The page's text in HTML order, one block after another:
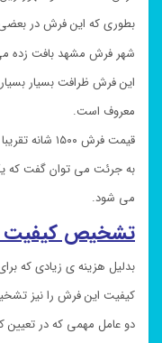
بطوری که این فرش در
شهر فرش مشهد بافت زده
این فرش ظرافت بسیار
معروف است.
قیمت فرش ۱۵۰۰ شانه تقریبا قیمت فرش دستباف برابری می کند.
به جرئت می توان گفت که
می شود.
تشخیص کیفیت فرش
کیفیت این فرش را نیز
دو عامل مهمی که در تعیین کیفیت فرش ۱۵۰۰